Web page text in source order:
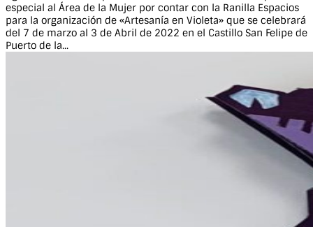
especial al Área de la Mujer por contar con la Ranilla Espacios
para la organización de «Artesanía en Violeta» que se celebrará
del 7 de marzo al 3 de Abril de 2022 en el Castillo San Felipe de
Puerto de la...